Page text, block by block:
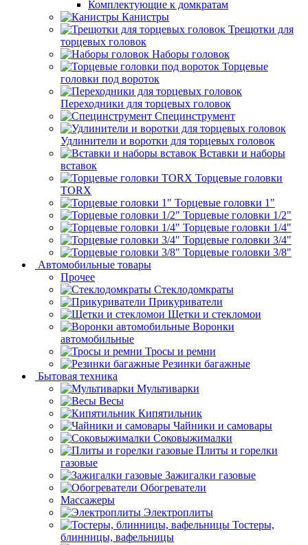
Комплектующие к домкратам
Канистры
Трещотки для
торцевых головок
Наборы головок
Торцевые
головки под вороток
Переходники для торцевых головок
Специнструмент
Удлинители и воротки для торцевых головок
Вставки и наборы
вставок
Торцевые головки
TORX
Торцевые головки 1"
Торцевые головки 1/2"
Торцевые головки 1/4"
Торцевые головки 3/4"
Торцевые головки 3/8"
Автомобильные товары
Прочее
Стеклодомкраты
Прикуриватели
Щетки и стекломои
Воронки
автомобильные
Тросы и ремни
Резинки багажные
Бытовая техника
Мультиварки
Весы
Кипятильник
Чайники и самовары
Соковыжималки
Плиты и горелки
газовые
Зажигалки газовые
Обогреватели
Массажеры
Электроплиты
Тостеры,
блинницы, вафельницы